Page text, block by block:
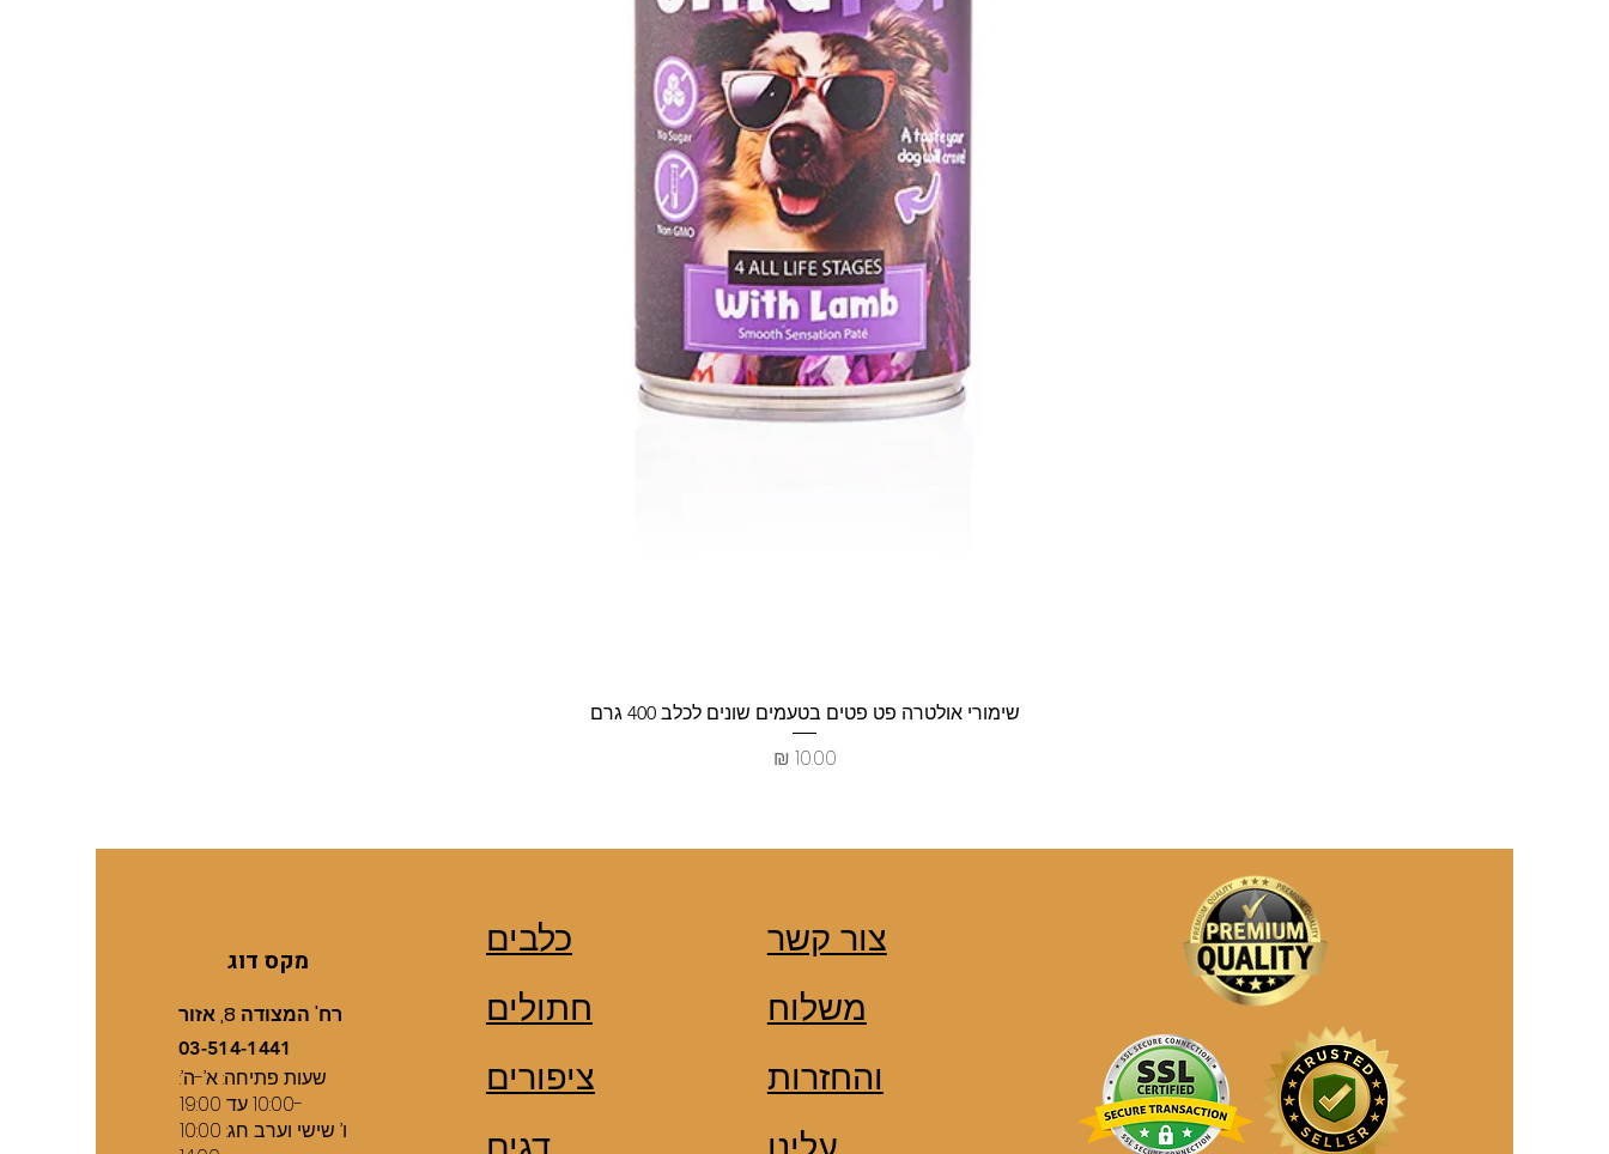
שימורי אולטרה פט פטים בטעמים שונים לכלב 400 גרם
מחיר
מקס דוג
רח' המצודה 8, אזור
03-514-1441
שעות פתיחה: א’-ה’:
10:00 עד 19:00-
ו’ שישי וערב חג: 10:00
כלבים
חתולים
ציפורים
צור קשר
משלוח
והחזרות